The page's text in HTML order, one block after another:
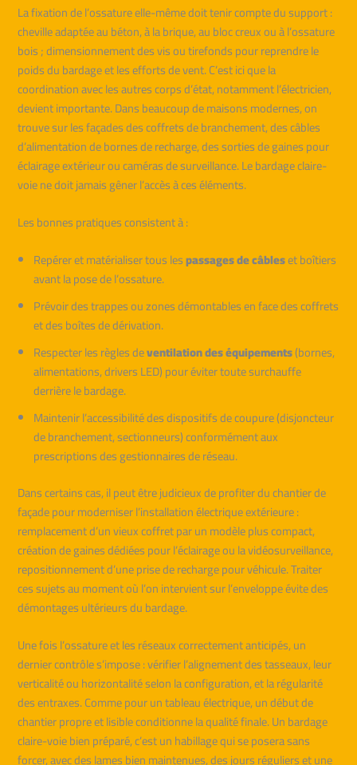
La fixation de l’ossature elle-même doit tenir compte du support :
cheville adaptée au béton, à la brique, au bloc creux ou à l’ossature
bois ; dimensionnement des vis ou tirefonds pour reprendre le
poids du bardage et les efforts de vent. C’est ici que la
coordination avec les autres corps d’état, notamment l’électricien,
devient importante. Dans beaucoup de maisons modernes, on
trouve sur les façades des coffrets de branchement, des câbles
d’alimentation de bornes de recharge, des sorties de gaines pour
éclairage extérieur ou caméras de surveillance. Le bardage claire-
voie ne doit jamais gêner l’accès à ces éléments.
Les bonnes pratiques consistent à :
Repérer et matérialiser tous lespassages de câbleset boîtiers
avant la pose de l’ossature.
Prévoir des trappes ou zones démontables en face des coffrets
et des boîtes de dérivation.
Respecter les règles deventilation des équipements(bornes,
alimentations, drivers LED) pour éviter toute surchauffe
derrière le bardage.
Maintenir l’accessibilité des dispositifs de coupure (disjoncteur
de branchement, sectionneurs) conformément aux
prescriptions des gestionnaires de réseau.
Dans certains cas, il peut être judicieux de profiter du chantier de
façade pour moderniser l’installation électrique extérieure :
remplacement d’un vieux coffret par un modèle plus compact,
création de gaines dédiées pour l’éclairage ou la vidéosurveillance,
repositionnement d’une prise de recharge pour véhicule. Traiter
ces sujets au moment où l’on intervient sur l’enveloppe évite des
démontages ultérieurs du bardage.
Une fois l’ossature et les réseaux correctement anticipés, un
dernier contrôle s’impose : vérifier l’alignement des tasseaux, leur
verticalité ou horizontalité selon la configuration, et la régularité
des entraxes. Comme pour un tableau électrique, un début de
chantier propre et lisible conditionne la qualité finale. Un bardage
claire-voie bien préparé, c’est un habillage qui se posera sans
forcer, avec des lames bien maintenues, des jours réguliers et une